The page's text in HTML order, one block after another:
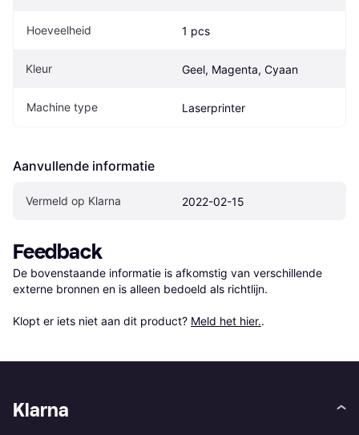
Hoeveelheid 1 pcs
Kleur Geel, Magenta, Cyaan
Machine type Laserprinter
Aanvullende informatie
Vermeld op Klarna 2022-02-15
Feedback
De bovenstaande informatie is afkomstig van verschillende
externe bronnen en is alleen bedoeld als richtlijn.
Klopt er iets niet aan dit product? Meld het hier..
Klarna